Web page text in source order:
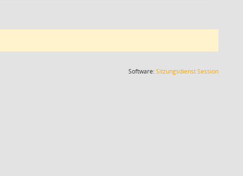
Software:SitzungsdienstSession(Wird in